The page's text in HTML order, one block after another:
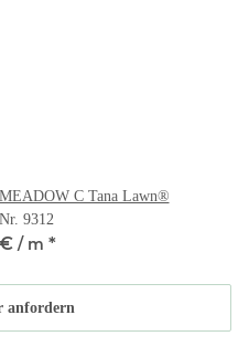
C Tana Lawn®
9312
/ m *
anfordern